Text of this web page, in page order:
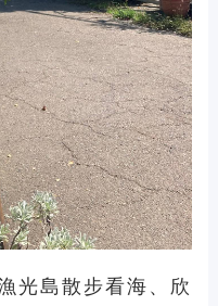
光島散步看海、欣